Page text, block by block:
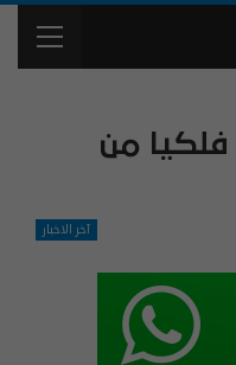
من
آخر الاخبار